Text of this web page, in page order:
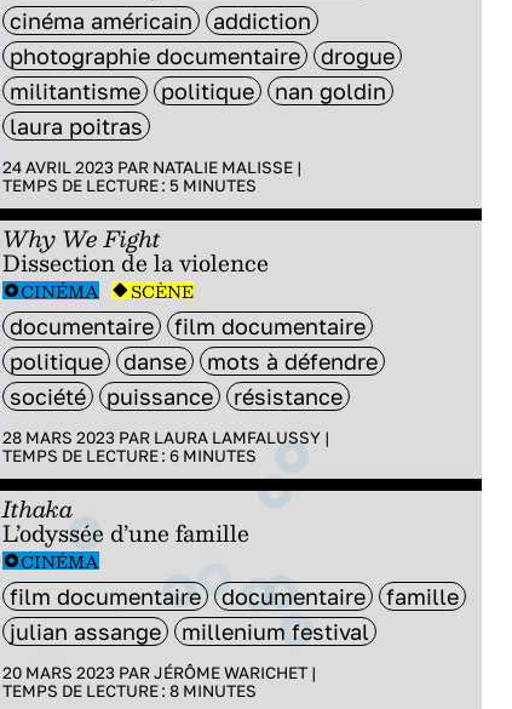
cinéma américain
addiction
photographie documentaire
drogue
militantisme
politique
nan goldin
laura poitras
24 AVRIL 2023 PAR NATALIE MALISSE|
TEMPS DE LECTURE : 5MINUTES
Why We Fight
Dissection de la violence
CINÉMA SCÈNE
documentaire
film documentaire
politique
danse
mots à défendre
société
puissance résistance
28 MARS 2023 PAR LAURA LAMFALUSSY|
TEMPS DE LECTURE : 6MINUTES
Ithaka
L’odyssée d’une famille
CINÉMA
film documentaire documentaire
famille
julian assange
millenium festival
20 MARS 2023 PARJÉRÔME WARICHET|
TEMPS DE LECTURE : 8MINUTES